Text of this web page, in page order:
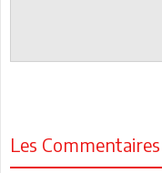
Les Commentaires